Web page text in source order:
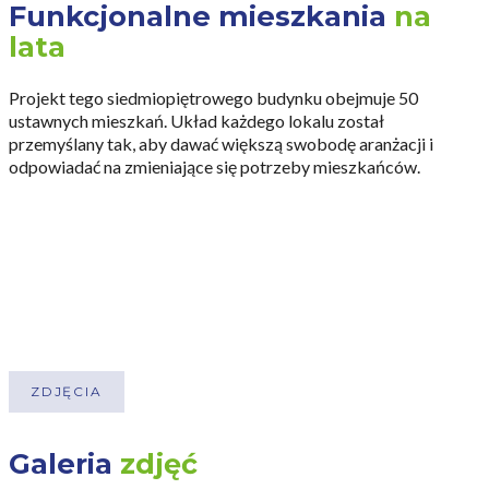
nowoczesne oświetlenie, lustra i spójne elementy dekoracyjne.
Za projekt architektoniczny odpowiada pracownia Luma
Architekci.
ZWIŃ
Funkcjonalne mieszkania na
lata
Projekt tego siedmiopiętrowego budynku obejmuje 50
ustawnych mieszkań. Układ każdego lokalu został
przemyślany tak, aby dawać większą swobodę aranżacji i
odpowiadać na zmieniające się potrzeby mieszkańców.
energetyczną
Zaplanowano m.in. możliwość instalacji ładowarek do
ZDJĘCIA
Galeria zdjęć